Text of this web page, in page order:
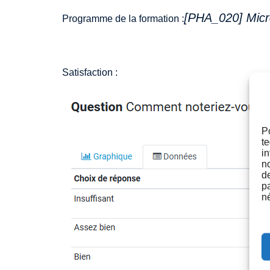
Programme de la formation :[PHA_020]
Satisfaction :